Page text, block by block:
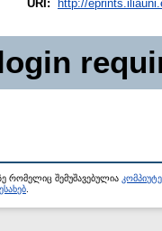
URI: http://
რომელიც შემუშავებულია